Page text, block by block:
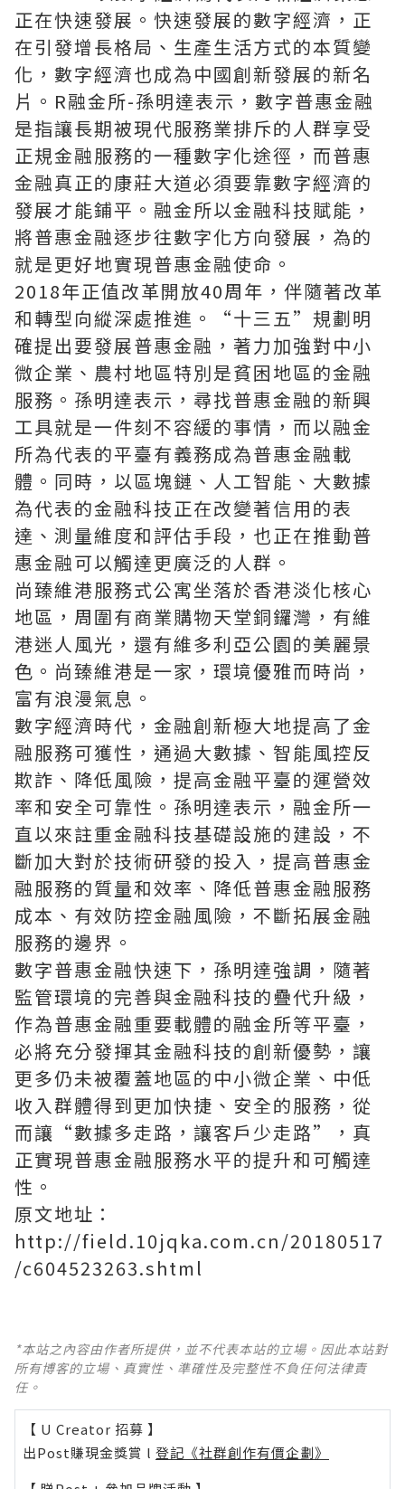
正在快速發展。快速發展的數字經濟，正
在引發增長格局、生產生活方式的本質變
化，數字經濟也成為中國創新發展的新名
片。R融金所-孫明達表示，數字普惠金融
是指讓長期被現代服務業排斥的人群享受
正規金融服務的一種數字化途徑，而普惠
金融真正的康莊大道必須要靠數字經濟的
發展才能鋪平。融金所以金融科技賦能，
將普惠金融逐步往數字化方向發展，為的
就是更好地實現普惠金融使命。
2018年正值改革開放40周年，伴隨著改革
和轉型向縱深處推進。“十三五”規劃明
確提出要發展普惠金融，著力加強對中小
微企業、農村地區特別是貧困地區的金融
服務。孫明達表示，尋找普惠金融的新興
工具就是一件刻不容緩的事情，而以融金
所為代表的平臺有義務成為普惠金融載
體。同時，以區塊鏈、人工智能、大數據
為代表的金融科技正在改變著信用的表
達、測量維度和評估手段，也正在推動普
惠金融可以觸達更廣泛的人群。
尚臻維港服務式公寓坐落於香港淡化核心
地區，周圍有商業購物天堂銅鑼灣，有維
港迷人風光，還有維多利亞公園的美麗景
色。尚臻維港是一家，環境優雅而時尚，
富有浪漫氣息。
數字經濟時代，金融創新極大地提高了金
融服務可獲性，通過大數據、智能風控反
欺詐、降低風險，提高金融平臺的運營效
率和安全可靠性。孫明達表示，融金所一
直以來註重金融科技基礎設施的建設，不
斷加大對於技術研發的投入，提高普惠金
融服務的質量和效率、降低普惠金融服務
成本、有效防控金融風險，不斷拓展金融
服務的邊界。
數字普惠金融快速下，孫明達強調，隨著
監管環境的完善與金融科技的疊代升級，
作為普惠金融重要載體的融金所等平臺，
必將充分發揮其金融科技的創新優勢，讓
更多仍未被覆蓋地區的中小微企業、中低
收入群體得到更加快捷、安全的服務，從
而讓“數據多走路，讓客戶少走路”，真
正實現普惠金融服務水平的提升和可觸達
性。
原文地址：
http://field.10jqka.com.cn/20180517
/c604523263.shtml
*本站之內容由作者所提供，並不代表本站的立場。因此本站對
所有博客的立場、真實性、準確性及完整性不負任何法律責
任。
【 U Creator 招募 】
出Post賺現金獎賞 l 登記《社群創作有價企劃》